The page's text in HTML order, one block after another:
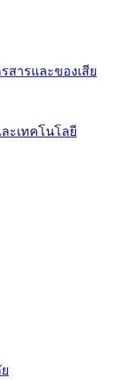
สารและของเสีย
ะเทคโนโลยี